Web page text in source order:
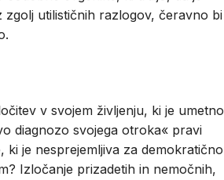
utilističnih razlogov, čeravno bi
v svojem življenju, ki je umetno
diagnozo svojega otroka« pravi
ki je nesprejemljiva za demokratično
Izločanje prizadetih in nemočnih,